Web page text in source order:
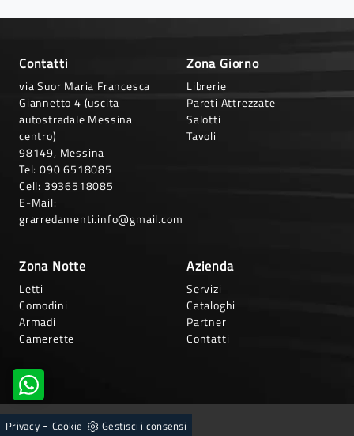
Contatti
via Suor Maria Francesca
Giannetto 4 (uscita
autostradale Messina
centro)
98149, Messina
Tel: 090 6518085
Cell: 3936518085
E-Mail:
grarredamenti.info@gmail.com
Zona Giorno
Librerie
Pareti Attrezzate
Salotti
Tavoli
Zona Notte
Letti
Comodini
Armadi
Camerette
Azienda
Servizi
Cataloghi
Partner
Contatti
Privacy- Cookie Gestisci i consensi